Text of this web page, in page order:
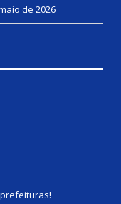
de 2026
!